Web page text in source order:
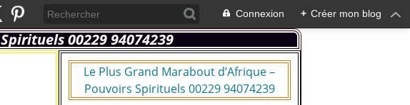
Connexion + Créer mon blog
Le Plus Grand Marabout d’Afrique –
Pouvoirs Spirituels 00229 94074239